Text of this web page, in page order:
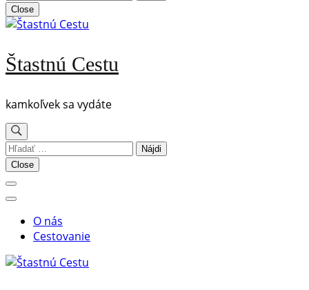
Close
Štastnú Cestu
kamkoľvek sa vydáte
Hľadať:
Close
O nás
Cestovanie